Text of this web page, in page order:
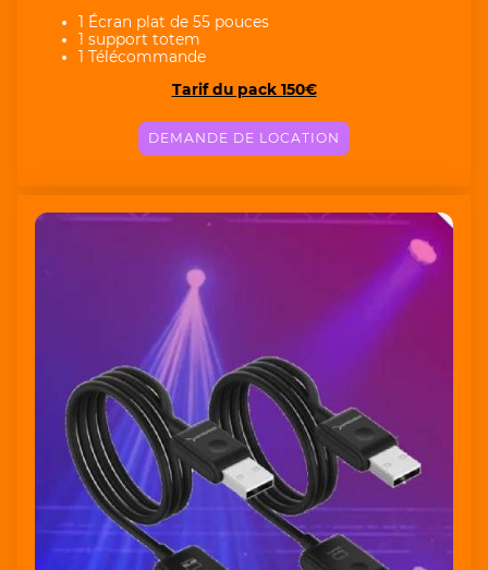
1 Écran plat de 55 pouces
1 support totem
1 Télécommande
Tarif du pack 150€
DEMANDE DE LOCATION